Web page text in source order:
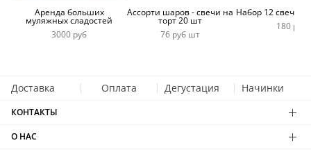
Аренда больших
муляжных сладостей
3000 руб
Ассорти шаров - свечи на
торт 20 шт
76 руб шт
Набор 12 свечей
180 руб
Доставка Оплата Дегустация Начинки
КОНТАКТЫ
О НАС